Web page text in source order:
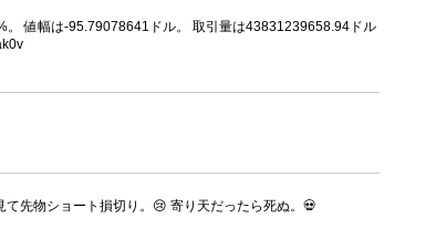
値幅は-95.79078641ドル。 取引量は43831239658.94ドル
先物ショート損切り。😢 寄り天だったら死ぬ。💀